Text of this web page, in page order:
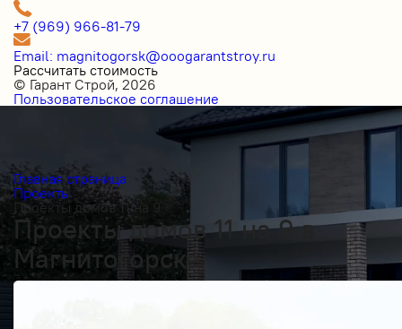
+7 (969) 966-81-79
Email: magnitogorsk@ooogarantstroy.ru
Рассчитать стоимость
© Гарант Строй, 2026
Пользовательское соглашение
Главная страница
Проекты
Проекты домов 11 на 9
Проекты домов 11 на 9 в
Магнитогорске
Получить косультацию